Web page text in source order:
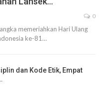
0
memeriahkan Hari Ulang
ke-81…
dan Kode Etik, Empat